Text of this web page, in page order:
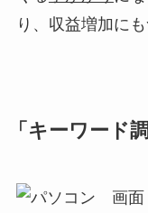
り、収益増加に
「キーワード